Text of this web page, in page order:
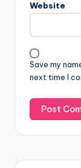
Website
Save my
next time I